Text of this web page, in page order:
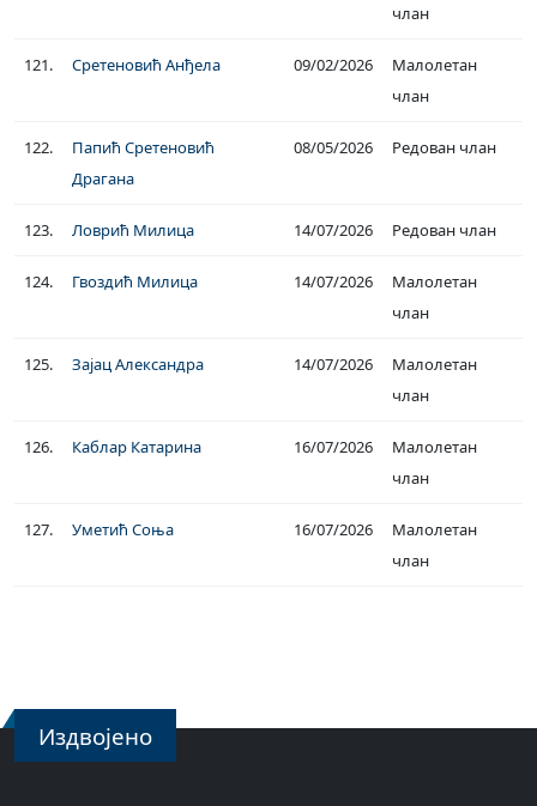
члан
121. Сретеновић Анђела 09/02/2026
Малолетан
члан
122.
Папић Сретеновић
Драгана
08/05/2026 Редован члан
123. Ловрић Милица 14/07/2026 Редован члан
124. Гвоздић Милица 14/07/2026
Малолетан
члан
125. Зајац Александра 14/07/2026
Малолетан
члан
126. Каблар Катарина 16/07/2026
Малолетан
члан
127. Уметић Соња 16/07/2026
Малолетан
члан
Издвојено